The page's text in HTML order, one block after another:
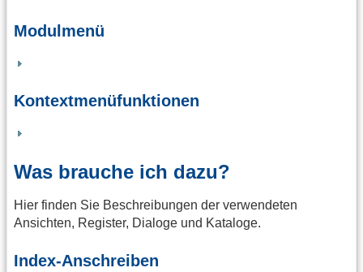
Modulmenü
Kontextmenüfunktionen
Was brauche ich dazu?
Hier finden Sie Beschreibungen der verwendeten
Ansichten, Register, Dialoge und Kataloge.
Index-Anschreiben